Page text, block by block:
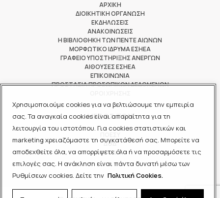
Χρησιμοποιούμε cookies για να βελτιώσουμε την εμπειρία
σας. Τα αναγκαία cookies είναι απαραίτητα για τη
λειτουργία του ιστοτόπου. Για cookies στατιστικών και
marketing χρειαζόμαστε τη συγκατάθεσή σας. Μπορείτε να
αποδεχθείτε όλα, να απορρίψετε όλα ή να προσαρμόσετε τις
επιλογές σας. Η ανάκληση είναι πάντα δυνατή μέσω των
Ρυθμίσεων cookies. Δείτε την Πολιτική Cookies.
ΑΡΧΙΚΗ
ΔΙΟΙΚΗΤΙΚΗ ΟΡΓΑΝΩΣΗ
ΕΚΔΗΛΩΣΕΙΣ
ΑΝΑΚΟΙΝΩΣΕΙΣ
Η ΒΙΒΛΙΟΘΗΚΗ ΤΩΝ ΠΕΝΤΕ ΑΙΩΝΩΝ
ΜΟΡΦΩΤΙΚΟ ΙΔΡΥΜΑ ΕΣΗΕΑ
ΓΡΑΦΕΙΟ ΥΠΟΣΤΗΡΙΞΗΣ ΑΝΕΡΓΩΝ
ΑΙΘΟΥΣΕΣ ΕΣΗΕΑ
ΕΠΙΚΟΙΝΩΝΙΑ
ΠΡΟΣΤΑΣΙΑ ΠΡΟΣΩΠΙΚΩΝ ΔΕΔΟΜΕΝΩΝ
ΜΕΛΟΣ ΤΩΝ
ΔΟΔ
ΕΟΔ